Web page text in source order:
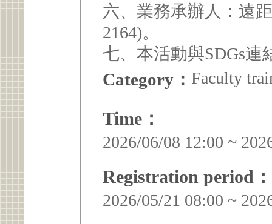
六、業務承辦人：遠
2164)。
七、本活動與SDGs連
Category： Faculty
Time：
2026/06/08 12:00 ~
Registration period：
2026/05/21 08:00 ~